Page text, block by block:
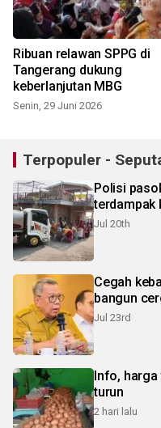
Ribuan relawan SPPG di
Tangerang dukung
keberlanjutan MBG
Senin, 29 Juni 2026
Terpopuler -
Polisi
terdampak
Jul 20th
Cegah
bangun
Jul 23rd
Info, harga
turun
2 hari lalu